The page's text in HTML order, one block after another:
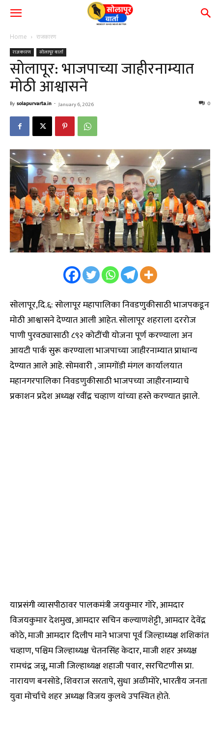
Home राजकारण
राजकारण सोलापूर वार्ता
सोलापूर: भाजपाच्या जाहीरनाम्यात
मोठी आश्वासने
By solapurvarta.in - January 6, 2026 0
सोलापूर,दि.६: सोलापूर महापालिका निवडणुकीसाठी भाजपकडून
मोठी आश्वासने देण्यात आली आहेत. सोलापूर शहराला दररोज
पाणी पुरवठ्यासाठी ८९२ कोटींची योजना पूर्ण करण्याला अन
आयटी पार्क सुरू करण्याला भाजपाच्या जाहीरनाम्यात प्राधान्य
देण्यात आले आहे. सोमवारी , जामगोंडी मंगल कार्यालयात
महानगरपालिका निवडणुकीसाठी भाजपच्या जाहीरनाम्याचे
प्रकाशन प्रदेश अध्यक्ष रवींद्र चव्हाण यांच्या हस्ते करण्यात झाले.
याप्रसंगी व्यासपीठावर पालकमंत्री जयकुमार गोरे, आमदार
विजयकुमार देशमुख, आमदार सचिन कल्याणशेट्टी, आमदार देवेंद्र
कोठे, माजी आमदार दिलीप माने भाजपा पूर्व जिल्हाध्यक्ष शशिकांत
चव्हाण, पश्चिम जिल्हाध्यक्ष चेतनसिंह केदार, माजी शहर अध्यक्ष
रामचंद्र जन्नू, माजी जिल्हाध्यक्ष शहाजी पवार, सरचिटणीस प्रा.
नारायण बनसोडे, शिवराज सरतापे, सुधा अळीमोरे, भारतीय जनता
युवा मोर्चाचे शहर अध्यक्ष विजय कुलथे उपस्थित होते.